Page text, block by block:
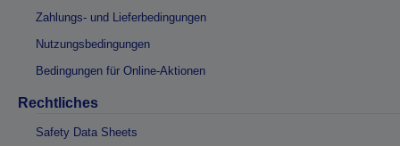
Zahlungs- und Lieferbedingungen
Nutzungsbedingungen
Bedingungen für Online-Aktionen
Rechtliches
Safety Data Sheets